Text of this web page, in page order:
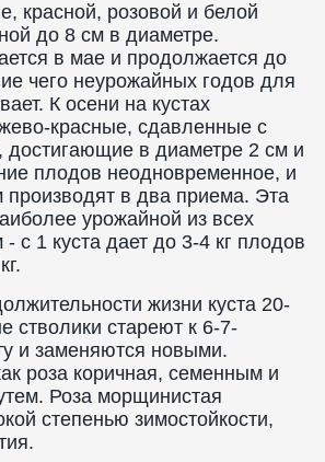
красной, розовой и белой
до 8 см в диаметре.
в мае и продолжается до
чего неурожайных годов для
К осени на кустах
красные, сдавленные с
в диаметре 2 см и
плодов неодновременное, и
производят в два приема. Эта
урожайной из всех
с 1 куста дает до 3-4 кг плодов
жизни куста 20-
стволики стареют к 6-7-
и заменяются новыми.
роза коричная, семенным и
Роза морщинистая
степенью зимостойкости,